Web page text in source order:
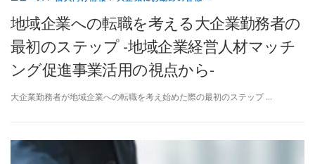
地域企業への転職を考える大企業勤務者の
最初のステップ -地域企業経営人材マッチ
ング促進事業活用の視点から-
大企業勤務者が地域企業への転職を考え始めた際の最初のステップ …